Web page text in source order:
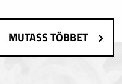
MUTASS TÖBBET